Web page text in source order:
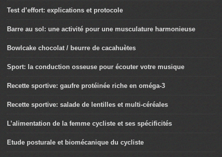
Test d’effort: explications et protocole
Barre au sol: une activité pour une musculature harmonieuse
Bowlcake chocolat / beurre de cacahuètes
Sport: la conduction osseuse pour écouter votre musique
Recette sportive: gaufre protéinée riche en oméga-3
Recette sportive: salade de lentilles et multi-céréales
L’alimentation de la femme cycliste et ses spécificités
Etude posturale et biomécanique du cycliste